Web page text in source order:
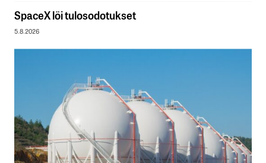
SpaceX löi tulosodotukset
5.8.2026